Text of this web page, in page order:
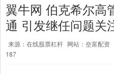
翼牛网 伯克希尔高
通 引发继任问题关
来源：在线股票杠杆 网站：垒富配资
187